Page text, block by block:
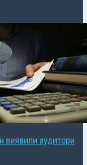
виявили аудитори